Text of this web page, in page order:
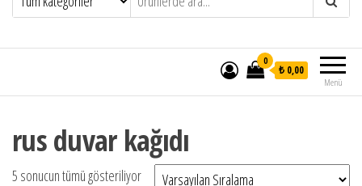
Menü
0
₺ 0,00
rus duvar kağıdı
5 sonucun tümü gösteriliyor